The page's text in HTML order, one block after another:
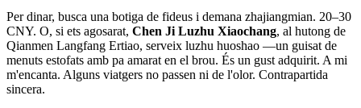
Per dinar, busca una botiga de fideus i demana zhajiangmian. 20–30
CNY. O, si ets agosarat, Chen Ji Luzhu Xiaochang, al hutong de
Qianmen Langfang Ertiao, serveix luzhu huoshao —un guisat de
menuts estofats amb pa amarat en el brou. És un gust adquirit. A mi
m'encanta. Alguns viatgers no passen ni de l'olor. Contrapartida
sincera.